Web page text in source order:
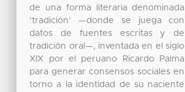
de una forma literaria denominada
‘tradición’ —donde se juega con
datos de fuentes escritas y de
tradición oral—, inventada en el siglo
XIX por el peruano Ricardo Palma
para generar consensos sociales en
torno a la identidad de su naciente